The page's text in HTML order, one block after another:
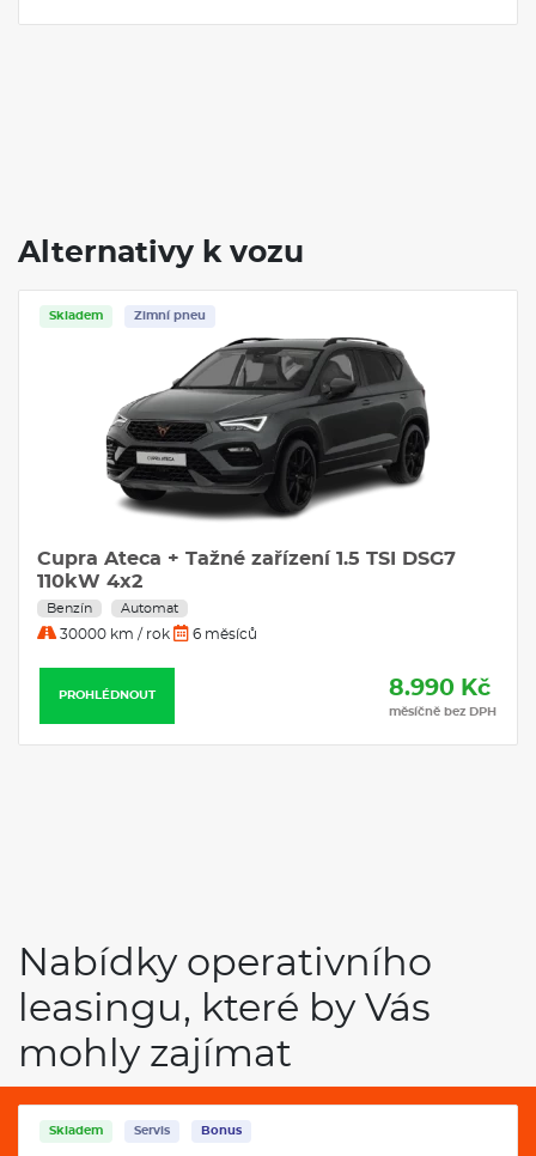
Alternativy k vozu
Skladem Zimní pneu
Cupra Ateca + Tažné zařízení 1.5 TSI DSG7
110kW 4x2
Benzín Automat
30000 km / rok 6 měsíců
PROHLÉDNOUT 8.990 Kč
měsíčně bez DPH
Nabídky operativního
leasingu, které by Vás
mohly zajímat
Skladem Servis Bonus